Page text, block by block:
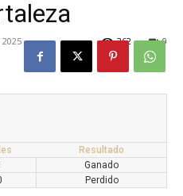
0
262
Resultado
Ganado
Perdido